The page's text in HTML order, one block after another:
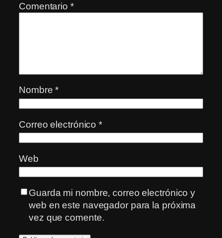
Comentario *
Nombre*
Correo electrónico*
Web
Guarda mi nombre, correo electrónico y
web en este navegador para la próxima
vez que comente.